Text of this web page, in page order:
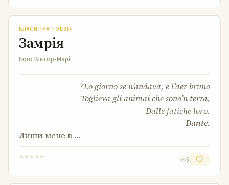
Замрія
КЛАСИЧНА ПОЕЗІЯ
Замрія
Гюго Віктор-Марі
*Lo giorno se n’andava, e l’aer bruno
Toglieva gli animai che sono’n terra,
Dalle fatiche loro.
Dante.
Лиши мене в …
★ ★ ★ ★ ★ 5